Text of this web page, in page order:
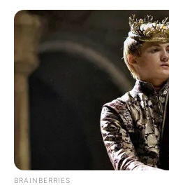
MANTÉNGASE EN
Tenemos todas
interesan. Para
favor, active las
ACTIVAR AHORA
BRAINBERRIES